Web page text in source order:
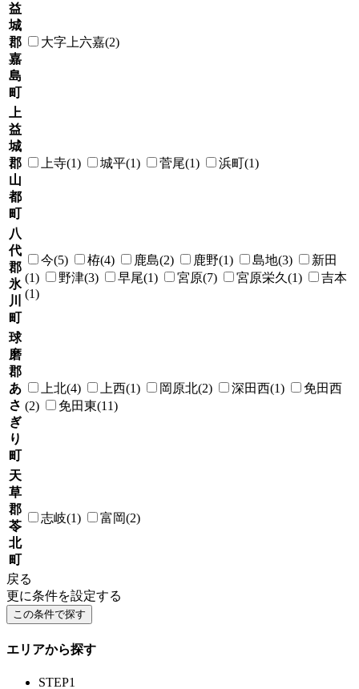
益
城
郡
嘉
島
町
大字上六嘉(2)
上
益
城
郡
山
都
町
上寺(1) 城平(1) 菅尾(1) 浜町(1)
八
代
郡
氷
川
町
今(5) 栫(4) 鹿島(2) 鹿野(1) 島地(3)
新田
(1)
野津(3) 早尾(1) 宮原(7) 宮原栄久(1)
吉本
(1)
球
磨
郡
あ
さ
ぎ
り
町
上北(4) 上西(1) 岡原北(2) 深田西(1)
免田西
(2)
免田東(11)
天
草
郡
苓
北
町
志岐(1) 富岡(2)
戻る
更に条件を設定する
エリアから探す
STEP1